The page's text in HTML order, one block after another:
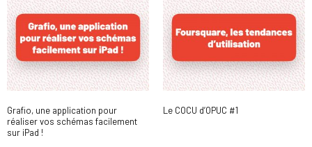
Grafio, une application pour
réaliser vos schémas facilement
sur iPad !
Le COCU d’OPUC #1